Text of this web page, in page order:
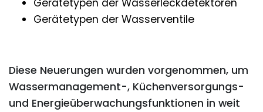
Gerätetypen der Wasserventile
Diese Neuerungen wurden vorgenommen, um
Wassermanagement-, Küchenversorgungs-
und Energieüberwachungsfunktionen in weit